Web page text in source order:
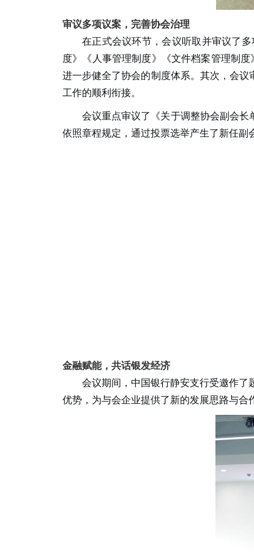
审议多项议案，完善协会治理
在正式会议环节，会议听取并审议了
度》《人事管理制度》《文件档案管理制度
进一步健全了协会的制度体系。其次，会
工作的顺利衔接。
会议重点审议了《关于调整协会副会
依照章程规定，通过投票选举产生了新任副
金融赋能，共话银发经济
会议期间，中国银行静安支行受邀作了
优势，为与会企业提供了新的发展思路与合